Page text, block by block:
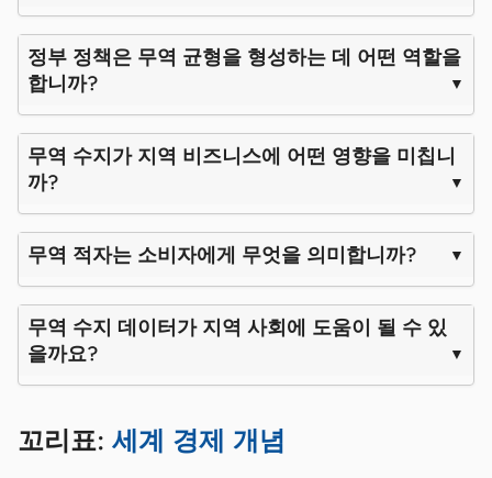
정부 정책은 무역 균형을 형성하는 데 어떤 역할을
합니까?
무역 수지가 지역 비즈니스에 어떤 영향을 미칩니
까?
무역 적자는 소비자에게 무엇을 의미합니까?
무역 수지 데이터가 지역 사회에 도움이 될 수 있
을까요?
꼬리표: 세계 경제 개념